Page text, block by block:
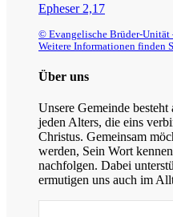
Epheser 2,17
© Evangelische Brüder-Unität
Weitere Informationen finden
Über uns
Unsere Gemeinde besteht
jeden Alters, die eins
Christus. Gemeinsam
werden, Sein Wort
nachfolgen. Dabei
ermutigen uns auch im